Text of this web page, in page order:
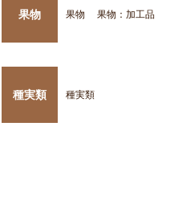
果物 果物 果物：加工品
種実類 種実類